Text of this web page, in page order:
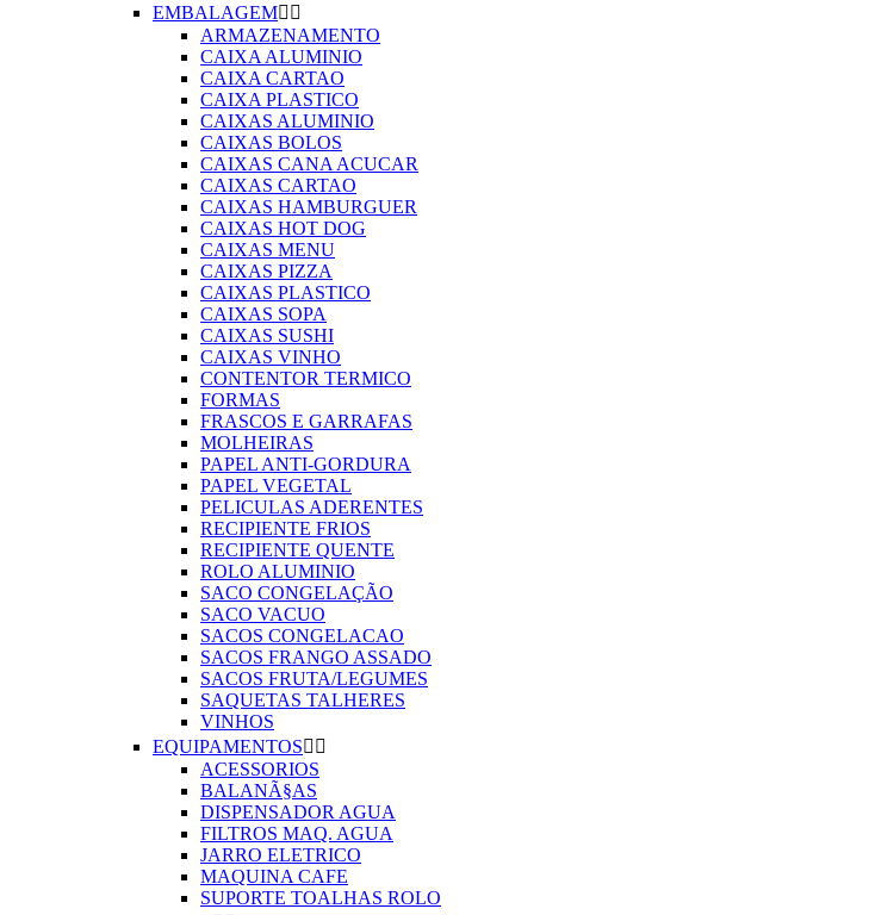
EMBALAGEM 
ARMAZENAMENTO
CAIXA ALUMINIO
CAIXA CARTAO
CAIXA PLASTICO
CAIXAS ALUMINIO
CAIXAS BOLOS
CAIXAS CANA ACUCAR
CAIXAS CARTAO
CAIXAS HAMBURGUER
CAIXAS HOT DOG
CAIXAS MENU
CAIXAS PIZZA
CAIXAS PLASTICO
CAIXAS SOPA
CAIXAS SUSHI
CAIXAS VINHO
CONTENTOR TERMICO
FORMAS
FRASCOS E GARRAFAS
MOLHEIRAS
PAPEL ANTI-GORDURA
PAPEL VEGETAL
PELICULAS ADERENTES
RECIPIENTE FRIOS
RECIPIENTE QUENTE
ROLO ALUMINIO
SACO CONGELAÇÃO
SACO VACUO
SACOS CONGELACAO
SACOS FRANGO ASSADO
SACOS FRUTA/LEGUMES
SAQUETAS TALHERES
VINHOS
EQUIPAMENTOS 
ACESSORIOS
BALANÃ§AS
DISPENSADOR AGUA
FILTROS MAQ. AGUA
JARRO ELETRICO
MAQUINA CAFE
SUPORTE TOALHAS ROLO